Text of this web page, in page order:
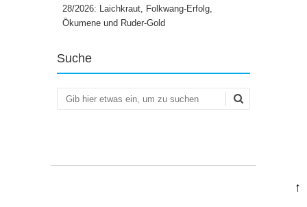
28/2026: Laichkraut, Folkwang-Erfolg,
Ökumene und Ruder-Gold
Suche
Suchen
↑